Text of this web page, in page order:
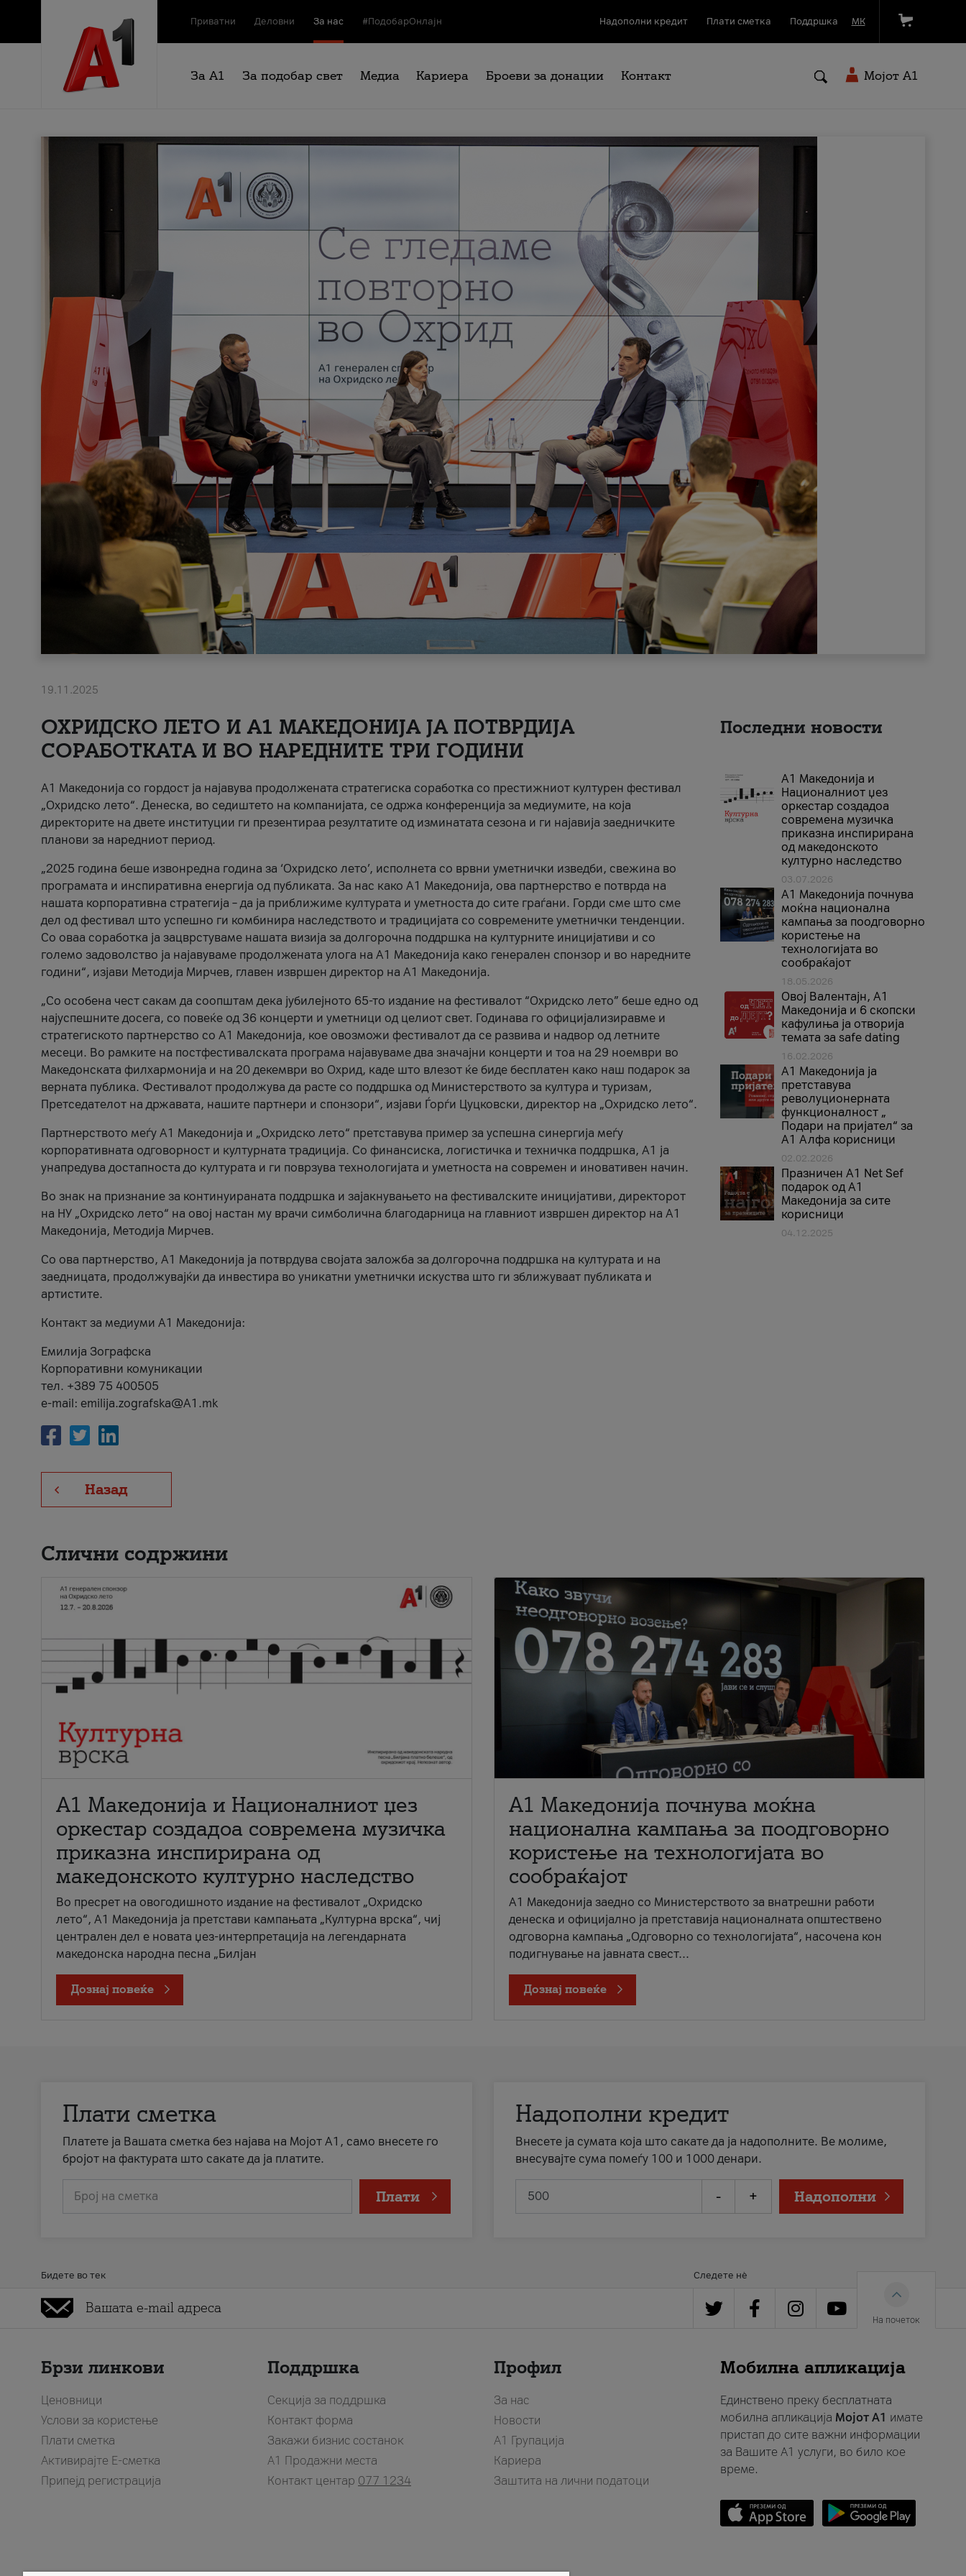
Приватни Деловни За нас #ПодобарОнлајн Надополни кредит Плати сметка Поддршка МК
За А1 За подобар свет Медиа Кариера Броеви за донации Контакт Мојот A1
19.11.2025
ОХРИДСКО ЛЕТО И A1 МАКЕДОНИЈА ЈА ПОТВРДИЈА
СОРАБОТКАТА И ВО НАРЕДНИТЕ ТРИ ГОДИНИ
A1 Македонија со гордост ја најавува продолжената стратегиска соработка со престижниот културен фестивал
„Охридско лето“. Денеска, во седиштето на компанијата, се одржа конференција за медиумите, на која
директорите на двете институции ги презентираа резултатите од изминатата сезона и ги најавија заедничките
планови за наредниот период.
„2025 година беше извонредна година за ‘Охридско лето’, исполнета со врвни уметнички изведби, свежина во
програмата и инспиративна енергија од публиката. За нас како A1 Македонија, ова партнерство е потврда на
нашата корпоративна стратегија – да ја приближиме културата и уметноста до сите граѓани. Горди сме што сме
дел од фестивал што успешно ги комбинира наследството и традицијата со современите уметнички тенденции.
Со оваа соработка ја зацврстуваме нашата визија за долгорочна поддршка на културните иницијативи и со
големо задоволство ја најавуваме продолжената улога на A1 Македонија како генерален спонзор и во наредните
години“, изјави Методија Мирчев, главен извршен директор на A1 Македонија.
„Со особена чест сакам да соопштам дека јубилејното 65-то издание на фестивалот “Охридско лето” беше едно од
најуспешните досега, со повеќе од 36 концерти и уметници од целиот свет. Годинава го официјализиравме и
стратегиското партнерство со А1 Македонија, кое овозможи фестивалот да се развива и надвор од летните
месеци. Во рамките на постфестивалската програма најавуваме два значајни концерти и тоа на 29 ноември во
Македонската филхармонија и на 20 декември во Охрид, каде што влезот ќе биде бесплатен како наш подарок за
верната публика. Фестивалот продолжува да расте со поддршка од Министерството за култура и туризам,
Претседателот на државата, нашите партнери и спонзори“, изјави Ѓорѓи Цуцковски, директор на „Охридско лето“.
Партнерството меѓу A1 Македонија и „Охридско лето“ претставува пример за успешна синергија меѓу
корпоративната одговорност и културната традиција. Со финансиска, логистичка и техничка поддршка, A1 ја
унапредува достапноста до културата и ги поврзува технологијата и уметноста на современ и иновативен начин.
Во знак на признание за континуираната поддршка и зајакнувањето на фестивалските иницијативи, директорот
на НУ „Охридско лето“ на овој настан му врачи симболична благодарница на главниот извршен директор на A1
Македонија, Методија Мирчев.
Со ова партнерство, A1 Македонија ја потврдува својата заложба за долгорочна поддршка на културата и на
заедницата, продолжувајќи да инвестира во уникатни уметнички искуства што ги зближуваат публиката и
артистите.
Контакт за медиуми А1 Македонија:
Емилија Зографска
Корпоративни комуникации
тел. +389 75 400505
e-mail: emilija.zografska@A1.mk
Назад
Последни новости
А1 Македонија и
Националниот џез
оркестар создадоа
современа музичка
приказна инспирирана
од македонското
културно наследство
03.07.2026
A1 Македонија почнува
моќна национална
кампања за поодговорно
користење на
технологијата во
сообраќајот
18.05.2026
Овој Валентајн, A1
Македонија и 6 скопски
кафулиња ја отворија
темата за safe dating
16.02.2026
А1 Македонија ја
претставува
револуционерната
функционалност „
Подари на пријател“ за
А1 Алфа корисници
02.02.2026
Празничен A1 Net Sеf
подарок од А1
Македонија за сите
корисници
04.12.2025
Слични содржини
А1 Македонија и Националниот џез
оркестар создадоа современа музичка
приказна инспирирана од
македонското културно наследство
Во пресрет на овогодишното издание на фестивалот „Охридско
лето“, А1 Македонија ја претстави кампањата „Културна врска“, чиј
централен дел е новата џез-интерпретација на легендарната
македонска народна песна „Билјан
Дознај повеќе
A1 Македонија почнува моќна
национална кампања за поодговорно
користење на технологијата во
сообраќајот
A1 Македонија заедно со Министерството за внатрешни работи
денеска и официјално ја претставија националната општествено
одговорна кампања „Одговорно со технологијата“, насочена кон
подигнување на јавната свест...
Дознај повеќе
Плати сметка
Платете ја Вашата сметка без најава на Мојот А1, само внесете го
бројот на фактурата што сакате да ја платите.
Број на сметка Плати
Надополни кредит
Внесете ја сумата која што сакате да ја надополните. Ве молиме,
внесувајте сума помеѓу 100 и 1000 денари.
- + Надополни
Бидете во тек Следете нè
На почеток
Брзи линкови
Ценовници
Услови за користење
Плати сметка
Активирајте Е-сметка
Припејд регистрација
Поддршка
Секција за поддршка
Контакт форма
Закажи бизнис состанок
A1 Продажни места
Контакт центар 077 1234
Профил
За нас
Новости
А1 Групација
Кариера
Заштита на лични податоци
Мобилна апликација
Единствено преку бесплатната
мобилна апликација Мојот A1 имате
пристап до сите важни информации
за Вашите A1 услуги, во било кое
време.